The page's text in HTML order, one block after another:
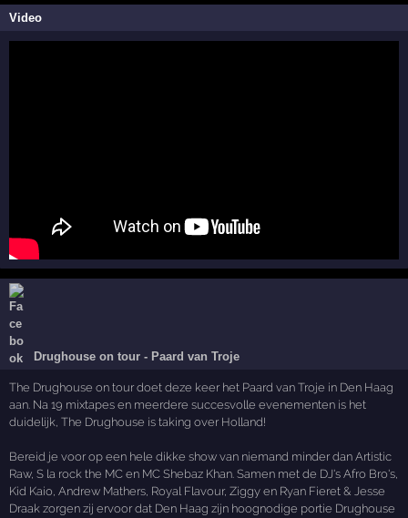
Video
Drughouse on tour - Paard van Troje
The Drughouse on tour doet deze keer het Paard van Troje in Den Haag
aan. Na 19 mixtapes en meerdere succesvolle evenementen is het
duidelijk, The Drughouse is taking over Holland!
Bereid je voor op een hele dikke show van niemand minder dan Artistic
Raw, S la rock the MC en MC Shebaz Khan. Samen met de DJ's Afro Bro's,
Kid Kaio, Andrew Mathers, Royal Flavour, Ziggy en Ryan Fieret & Jesse
Draak zorgen zij ervoor dat Den Haag zijn hoognodige portie Drughouse